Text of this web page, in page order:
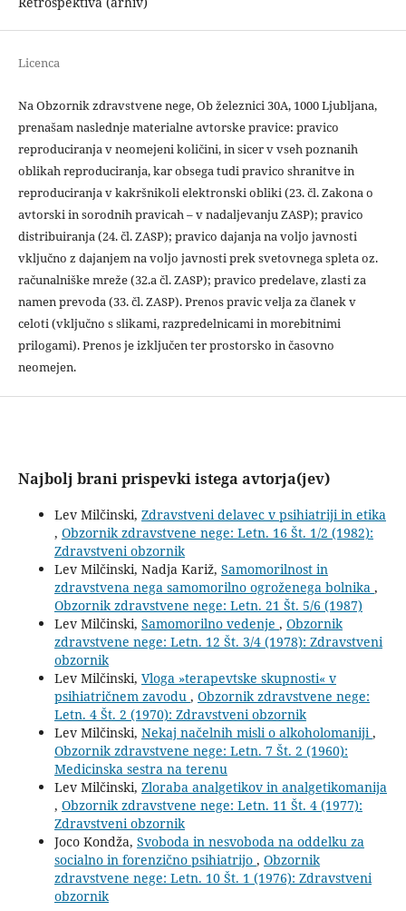
Licenca
Na Obzornik zdravstvene nege, Ob železnici 30A, 1000 Ljubljana,
prenašam naslednje materialne avtorske pravice: pravico
reproduciranja v neomejeni količini, in sicer v vseh poznanih
oblikah reproduciranja, kar obsega tudi pravico shranitve in
reproduciranja v kakršnikoli elektronski obliki (23. čl. Zakona o
avtorski in sorodnih pravicah – v nadaljevanju ZASP); pravico
distribuiranja (24. čl. ZASP); pravico dajanja na voljo javnosti
vključno z dajanjem na voljo javnosti prek svetovnega spleta oz.
računalniške mreže (32.a čl. ZASP); pravico predelave, zlasti za
namen prevoda (33. čl. ZASP). Prenos pravic velja za članek v
celoti (vključno s slikami, razpredelnicami in morebitnimi
prilogami). Prenos je izključen ter prostorsko in časovno
neomejen.
Najbolj brani prispevki istega avtorja(jev)
Lev Milčinski, Zdravstveni delavec v psihiatriji in etika
, Obzornik zdravstvene nege: Letn. 16 Št. 1/2 (1982):
Zdravstveni obzornik
Lev Milčinski, Nadja Kariž, Samomorilnost in
zdravstvena nega samomorilno ogroženega bolnika ,
Obzornik zdravstvene nege: Letn. 21 Št. 5/6 (1987)
Lev Milčinski, Samomorilno vedenje , Obzornik
zdravstvene nege: Letn. 12 Št. 3/4 (1978): Zdravstveni
obzornik
Lev Milčinski, Vloga »terapevtske skupnosti« v
psihiatričnem zavodu , Obzornik zdravstvene nege:
Letn. 4 Št. 2 (1970): Zdravstveni obzornik
Lev Milčinski, Nekaj načelnih misli o alkoholomaniji ,
Obzornik zdravstvene nege: Letn. 7 Št. 2 (1960):
Medicinska sestra na terenu
Lev Milčinski, Zloraba analgetikov in analgetikomanija
, Obzornik zdravstvene nege: Letn. 11 Št. 4 (1977):
Zdravstveni obzornik
Joco Kondža, Svoboda in nesvoboda na oddelku za
socialno in forenzično psihiatrijo , Obzornik
zdravstvene nege: Letn. 10 Št. 1 (1976): Zdravstveni
obzornik